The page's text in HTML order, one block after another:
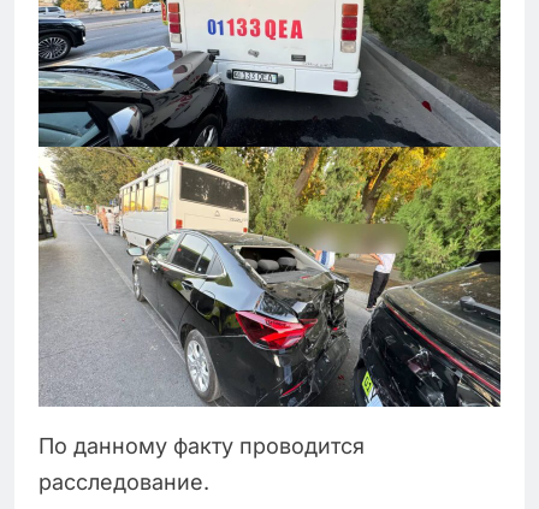
По данному факту проводится
расследование.